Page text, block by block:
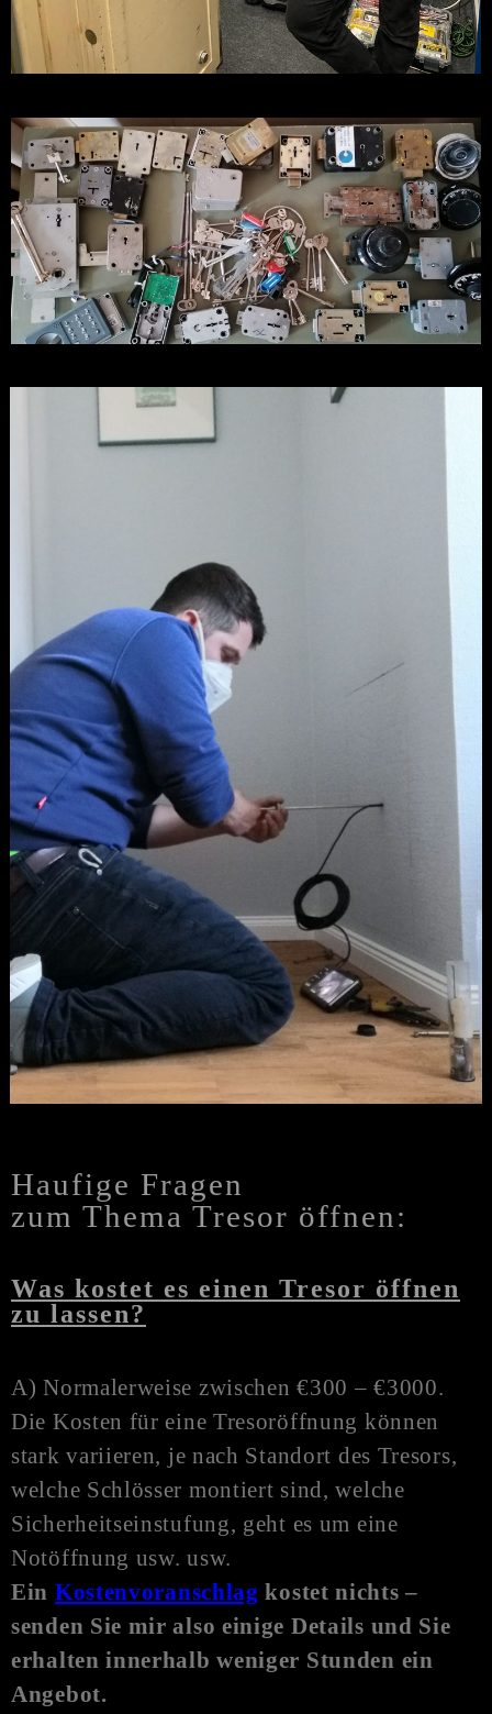
Haufige Fragen
zum Thema Tresor öffnen:
Was kostet es einen Tresor öffnen
zu lassen?
A) Normalerweise zwischen €300 – €3000.
Die Kosten für eine Tresoröffnung können
stark variieren, je nach Standort des Tresors,
welche Schlösser montiert sind, welche
Sicherheitseinstufung, geht es um eine
Notöffnung usw. usw.
Ein Kostenvoranschlag kostet nichts –
senden Sie mir also einige Details und Sie
erhalten innerhalb weniger Stunden ein
Angebot.